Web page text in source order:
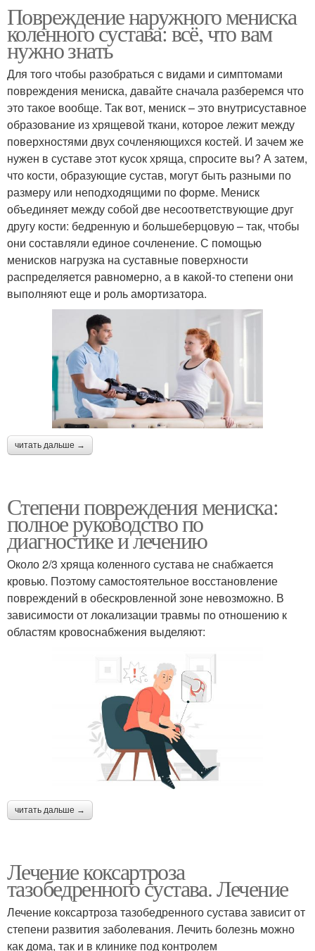
Повреждение наружного мениска
коленного сустава: всё, что вам
нужно знать
Для того чтобы разобраться с видами и симптомами
повреждения мениска, давайте сначала разберемся что
это такое вообще. Так вот, мениск – это внутрисуставное
образование из хрящевой ткани, которое лежит между
поверхностями двух сочленяющихся костей. И зачем же
нужен в суставе этот кусок хряща, спросите вы? А затем,
что кости, образующие сустав, могут быть разными по
размеру или неподходящими по форме. Мениск
объединяет между собой две несоответствующие друг
другу кости: бедренную и большеберцовую – так, чтобы
они составляли единое сочленение. С помощью
менисков нагрузка на суставные поверхности
распределяется равномерно, а в какой-то степени они
выполняют еще и роль амортизатора.
читать дальше →
Степени повреждения мениска:
полное руководство по
диагностике и лечению
Около 2/3 хряща коленного сустава не снабжается
кровью. Поэтому самостоятельное восстановление
повреждений в обескровленной зоне невозможно. В
зависимости от локализации травмы по отношению к
областям кровоснабжения выделяют:
читать дальше →
Лечение коксартроза
тазобедренного сустава. Лечение
Лечение коксартроза тазобедренного сустава зависит от
степени развития заболевания. Лечить болезнь можно
как дома, так и в клинике под контролем